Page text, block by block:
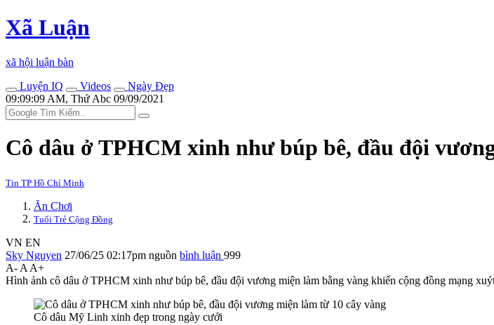
Xã Luận
xã hội luận bàn
Luyện IQ
Videos
Ngày Đẹp
09:09:09 AM, Thứ Abc 09/09/2021
Cô dâu ở TPHCM xinh như búp bê, đầu đội
Tin TP Hồ Chí Minh
Ăn Chơi
Tuổi Trẻ Cộng Đồng
VN EN
Sky Nguyen 27/06/25 02:17pm nguồn bình luận 999
A- A A+
Hình ảnh cô dâu ở TPHCM xinh như búp bê, đầu đội vương miện làm bằng vàng khiến cộng đồng mạng
Cô dâu Mỹ Linh xinh đẹp trong ngày cưới